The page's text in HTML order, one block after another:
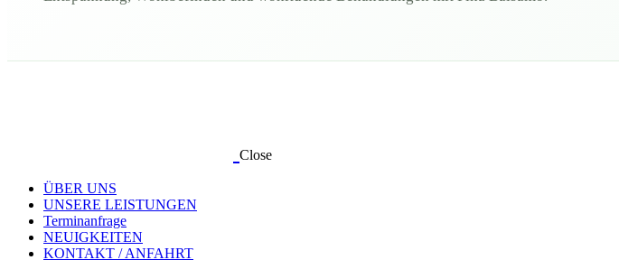
Close
ÜBER UNS
UNSERE LEISTUNGEN
Terminanfrage
NEUIGKEITEN
KONTAKT / ANFAHRT